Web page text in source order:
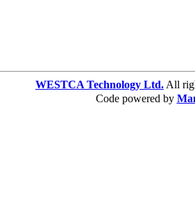
WESTCA Technology Ltd. All
Code powered by